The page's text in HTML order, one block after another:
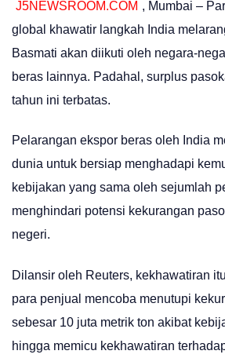
J5NEWSROOM.COM , Mumbai –
global khawatir langkah India
Basmati akan diikuti oleh negara-
beras lainnya. Padahal, surplus
tahun ini terbatas.
Pelarangan ekspor beras oleh India
dunia untuk bersiap menghadapi
kebijakan yang sama oleh sejumlah
menghindari potensi kekurangan
negeri.
Dilansir oleh Reuters, kekhawatiran
para penjual mencoba menutupi
sebesar 10 juta metrik ton akibat
hingga memicu kekhawatiran